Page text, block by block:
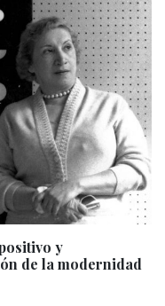
y
de la modernidad